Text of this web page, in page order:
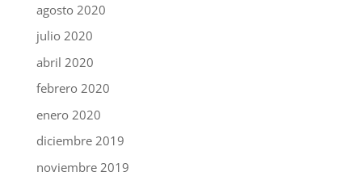
agosto 2020
julio 2020
abril 2020
febrero 2020
enero 2020
diciembre 2019
noviembre 2019